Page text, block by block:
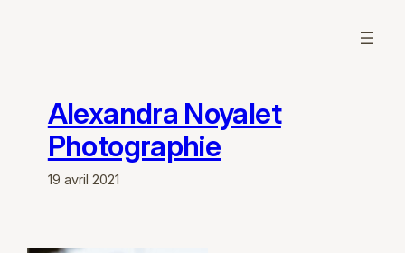
Alexandra Noyalet
Photographie
19 avril 2021